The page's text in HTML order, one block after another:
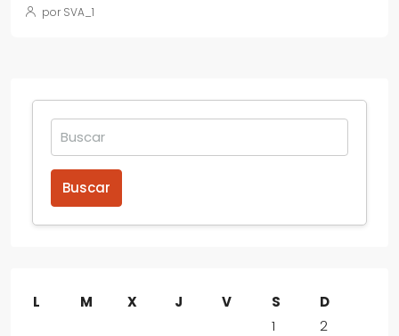
por SVA_1
Buscar
L M X J V S
D
1
2